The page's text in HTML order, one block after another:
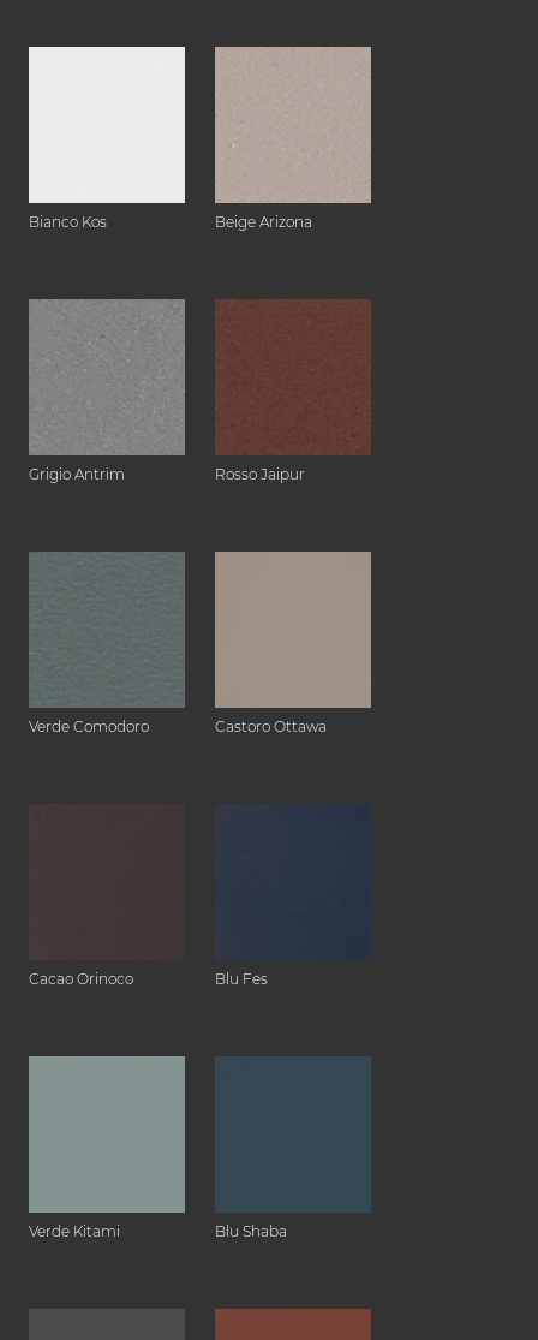
Bianco Kos Beige Arizona
Grigio Antrim Rosso Jaipur
Verde Comodoro Castoro Ottawa
Cacao Orinoco Blu Fes
Verde Kitami Blu Shaba